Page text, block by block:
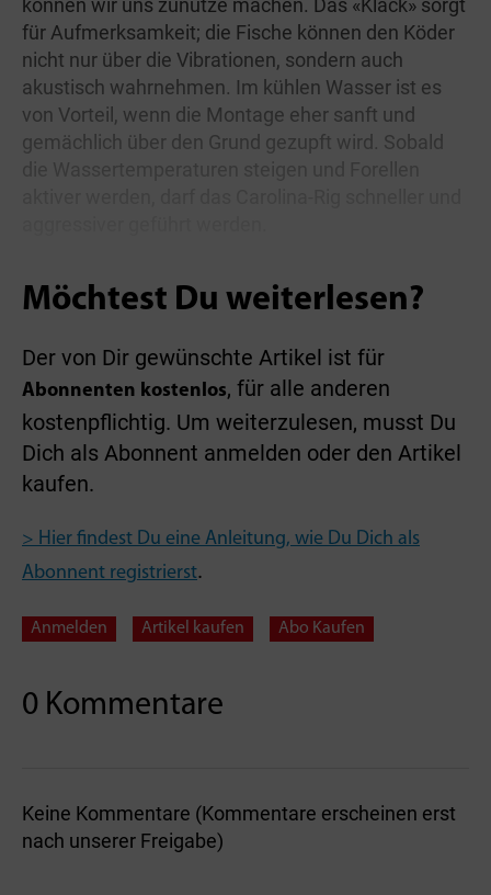
können wir uns zunutze machen. Das «Klack» sorgt
für Aufmerksamkeit; die Fische können den Köder
nicht nur über die Vibrationen, sondern auch
akustisch wahrnehmen. Im kühlen Wasser ist es
von Vorteil, wenn die Montage eher sanft und
gemächlich über den Grund gezupft wird. Sobald
Möchtest Du weiterlesen?
Der von Dir gewünschte Artikel ist für
Abonnenten kostenlos, für alle anderen
kostenpflichtig. Um weiterzulesen, musst Du
Dich als Abonnent anmelden oder den Artikel
kaufen.
> Hier findest Du eine Anleitung, wie Du Dich als
Abonnent registrierst.
Anmelden Artikel kaufen Abo Kaufen
0 Kommentare
Keine Kommentare (Kommentare erscheinen erst
nach unserer Freigabe)